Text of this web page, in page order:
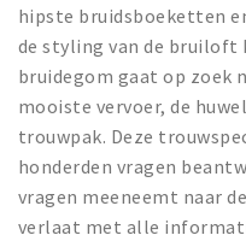
hipste bruidsboeketten
de styling van de bruiloft
bruidegom gaat op zoek
mooiste vervoer, de
trouwpak. Deze
honderden vragen
vragen meeneemt naar
verlaat met alle